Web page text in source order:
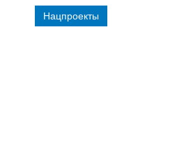
Нацпроекты